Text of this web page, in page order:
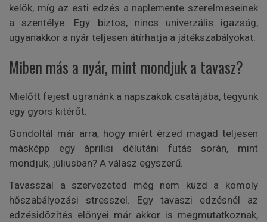
kelők, míg az esti edzés a naplemente szerelmeseinek
a szentélye. Egy biztos, nincs univerzális igazság,
ugyanakkor a nyár teljesen átírhatja a játékszabályokat.
Miben más a nyár, mint mondjuk a tavasz?
Mielőtt fejest ugranánk a napszakok csatájába, tegyünk
egy gyors kitérőt.
Gondoltál már arra, hogy miért érzed magad teljesen
másképp egy áprilisi délutáni futás során, mint
mondjuk, júliusban? A válasz egyszerű.
Tavasszal a szervezeted még nem küzd a komoly
hőszabályozási stresszel. Egy tavaszi edzésnél az
edzésidőzítés előnyei már akkor is megmutatkoznak,